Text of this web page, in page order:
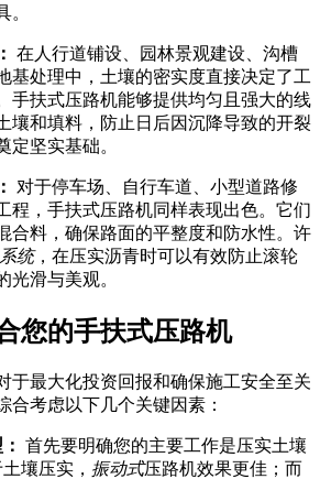
。
在人行道铺设、园林景观建设、沟槽
基处理中，土壤的密实度直接决定了工
手扶式压路机能够提供均匀且强大的线
壤和填料，防止日后因沉降导致的开裂
定坚实基础。
对于停车场、自行车道、小型道路修
程，手扶式压路机同样表现出色。它们
合料，确保路面的平整度和防水性。许
统，在压实沥青时可以有效防止滚轮
光滑与美观。
您的手扶式压路机
于最大化投资回报和确保施工安全至关
合考虑以下几个关键因素：
首先要明确您的主要工作是压实土壤
壤压实， 振动式压路机效果更佳；而